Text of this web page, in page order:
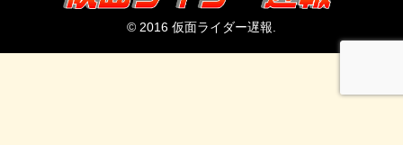
© 2016 仮面ライダー遅報.